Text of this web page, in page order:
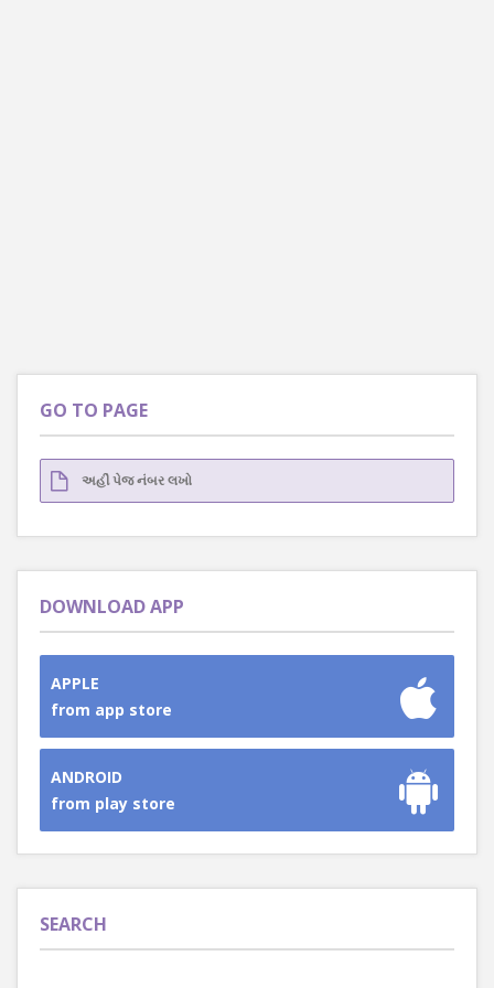
GO TO PAGE
DOWNLOAD APP
APPLE
from app store
ANDROID
from play store
SEARCH